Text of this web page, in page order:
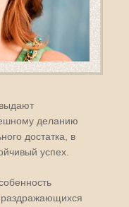
деланию
достатка, в
успех.
раздражающихся